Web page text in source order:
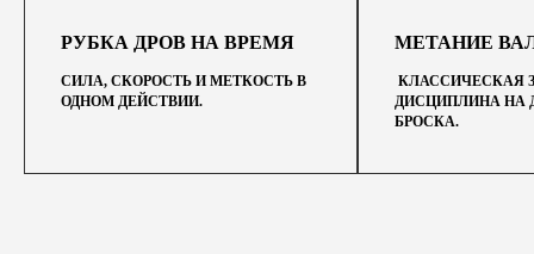
РУБКА ДРОВ НА ВРЕМЯ
СИЛА, СКОРОСТЬ И МЕТКОСТЬ В
ОДНОМ ДЕЙСТВИИ.
МЕТАНИЕ
КЛАССИЧЕСКАЯ
ДИСЦИПЛИНА НА
БРОСКА.